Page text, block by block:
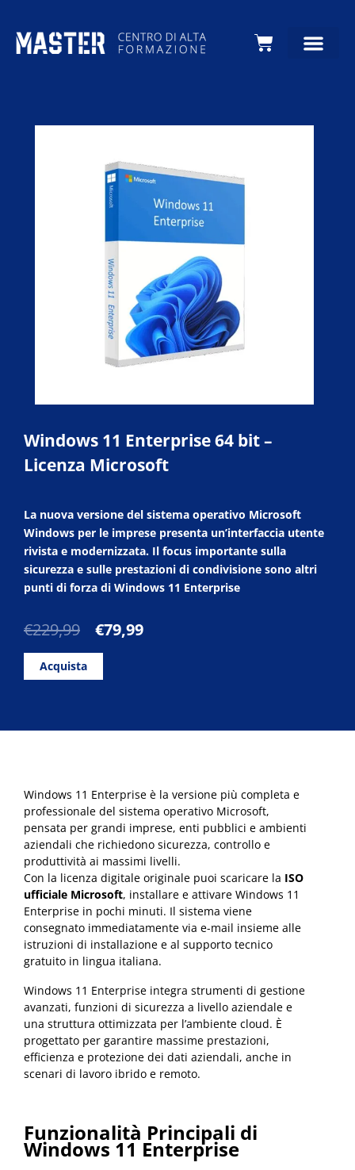
Carrello
Windows 11 Enterprise 64 bit –
Licenza Microsoft
La nuova versione del sistema operativo Microsoft
Windows per le imprese presenta un’interfaccia utente
rivista e modernizzata. Il focus importante sulla
sicurezza e sulle prestazioni di condivisione sono altri
punti di forza di Windows 11 Enterprise
€229,99
Il
era:
€79,99Il
Acquista
Windows 11 Enterprise è la versione più completa e
professionale del sistema operativo Microsoft,
pensata per grandi imprese, enti pubblici e ambienti
aziendali che richiedono sicurezza, controllo e
produttività ai massimi livelli.
Con la licenza digitale originale puoi scaricare la ISO
ufficiale Microsoft, installare e attivare Windows 11
Enterprise in pochi minuti. Il sistema viene
consegnato immediatamente via e-mail insieme alle
istruzioni di installazione e al supporto tecnico
gratuito in lingua italiana.
Windows 11 Enterprise integra strumenti di gestione
avanzati, funzioni di sicurezza a livello aziendale e
una struttura ottimizzata per l’ambiente cloud. È
progettato per garantire massime prestazioni,
efficienza e protezione dei dati aziendali, anche in
scenari di lavoro ibrido e remoto.
Funzionalità Principali di
Windows 11 Enterprise